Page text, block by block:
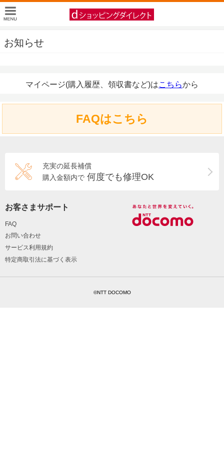
お知らせ
マイページ(購入履歴、領収書など)はこちらから
FAQはこちら
充実の延長補償
購入金額内で 何度でも修理OK
お客さまサポート
FAQ
お問い合わせ
サービス利用規約
特定商取引法に基づく表示
©NTT DOCOMO